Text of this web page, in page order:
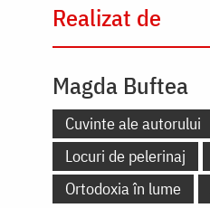
Realizat de
Magda Buftea
Cuvinte ale autorului
Locuri de pelerinaj
Ortodoxia în lume